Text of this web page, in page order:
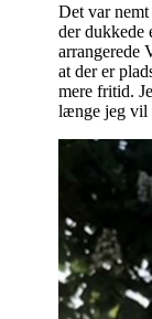
Det var
der dukkede
arrangerede
at der er
mere fritid.
længe jeg vil